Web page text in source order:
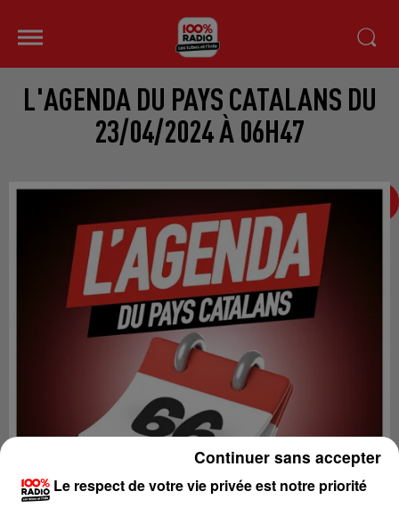
L'AGENDA DU PAYS CATALANS DU
23/04/2024 À 06H47
Le respect de votre vie privée est notre priorité
Continuer sans accepter